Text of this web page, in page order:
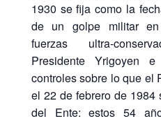
1930 se fija como la
de un golpe militar
fuerzas ultra-
Presidente Yrigoyen
controles sobre lo que el
el 22 de febrero de
del Ente: estos 54